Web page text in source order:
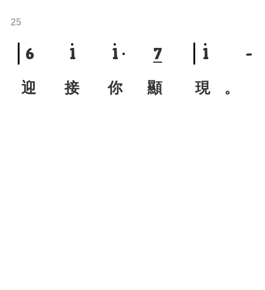
6 1 1 7
25
迎 接 你 顯
1 -
現 。